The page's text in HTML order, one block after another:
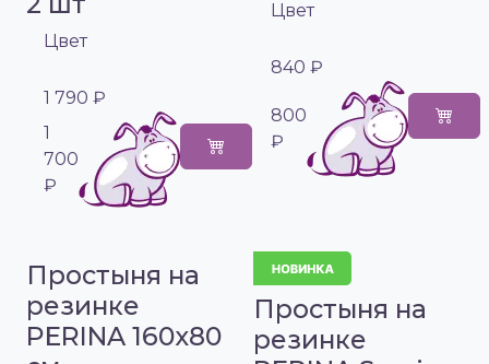
Цвет
1 790 ₽
1
700
₽
Цвет
840 ₽
800
₽
Простыня на
резинке
PERINA 160х80
Простыня на
резинке